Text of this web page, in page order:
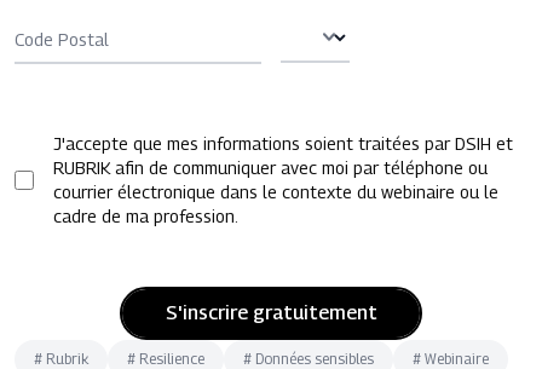
Code Postal
J'accepte que mes informations soient traitées par DSIH et
RUBRIK afin de communiquer avec moi par téléphone ou
courrier électronique dans le contexte du webinaire ou le
cadre de ma profession.
S'inscrire gratuitement
# Rubrik # Resilience # Données sensibles # Webinaire